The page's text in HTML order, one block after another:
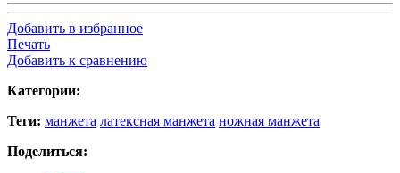
Добавить в избранное
Печать
Добавить к сравнению
Категории:
Теги: манжета латексная манжета ножная манжета
Поделиться: